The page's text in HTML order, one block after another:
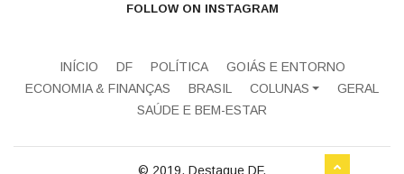
FOLLOW ON INSTAGRAM
INÍCIO DF POLÍTICA
GOIÁS E ENTORNO
ECONOMIA & FINANÇAS
BRASIL COLUNAS
GERAL
SAÚDE E BEM-ESTAR
© 2019, Destaque DF.